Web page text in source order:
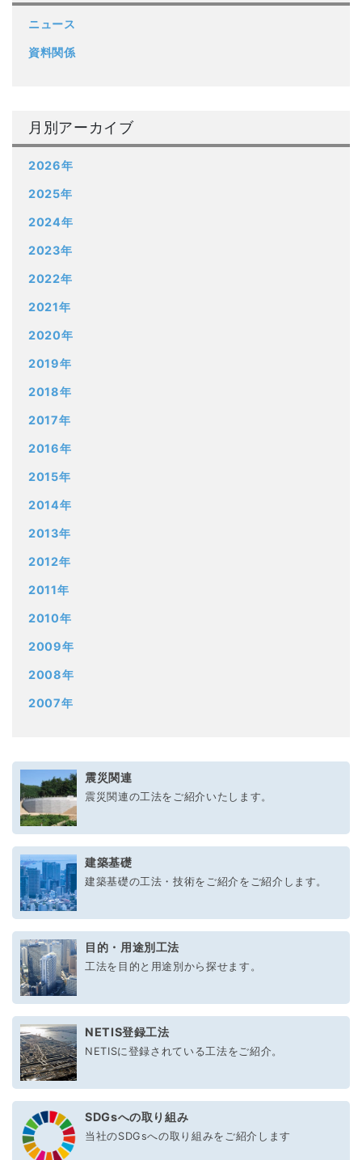
ニュース
資料関係
月別アーカイブ
2026年
2025年
2024年
2023年
2022年
2021年
2020年
2019年
2018年
2017年
2016年
2015年
2014年
2013年
2012年
2011年
2010年
2009年
2008年
2007年
震災関連
震災関連の工法をご紹介いたします。
建築基礎
建築基礎の工法・技術をご紹介をご紹介します。
目的・用途別工法
工法を目的と用途別から探せます。
NETIS登録工法
NETISに登録されている工法をご紹介。
SDGsへの取り組み
当社のSDGsへの取り組みをご紹介します